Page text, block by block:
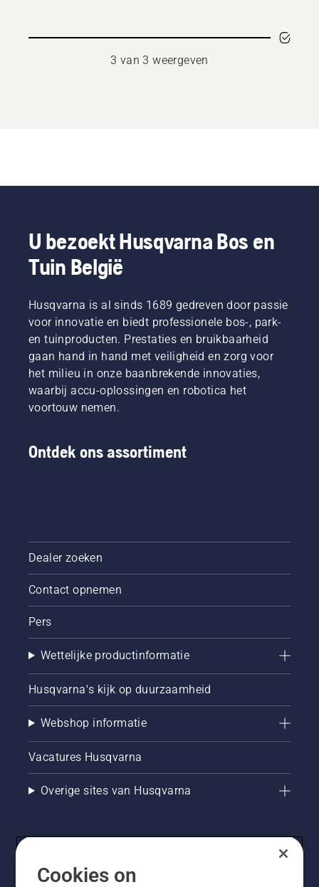
3 van 3 weergeven
U bezoekt Husqvarna Bos en
Tuin België
Husqvarna is al sinds 1689 gedreven door passie
voor innovatie en biedt professionele bos-, park-
en tuinproducten. Prestaties en bruikbaarheid
gaan hand in hand met veiligheid en zorg voor
het milieu in onze baanbrekende innovaties,
waarbij accu-oplossingen en robotica het
voortouw nemen.
Ontdek ons assortiment
Dealer zoeken
Contact opnemen
Pers
Wettelijke productinformatie
Husqvarna's kijk op duurzaamheid
Webshop informatie
Vacatures Husqvarna
Overige sites van Husqvarna
Cookies on